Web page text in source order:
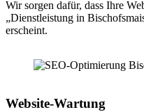
Wir sorgen dafür, dass Ihre
„Dienstleistung in
erscheint.
Website-Wartung